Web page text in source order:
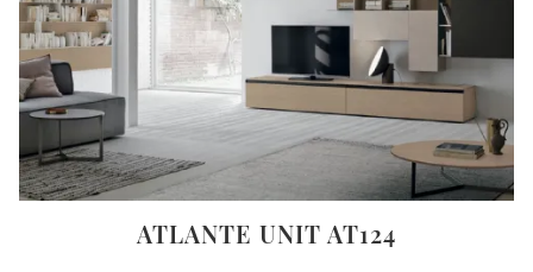
ATLANTE UNIT AT124